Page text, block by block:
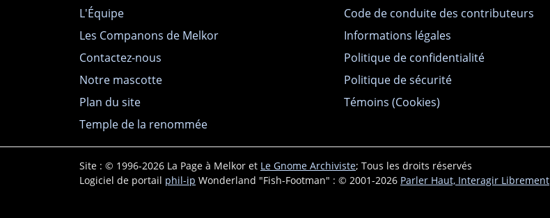
L'Équipe
Les Companons de Melkor
Contactez-nous
Notre mascotte
Plan du site
Temple de la renommée
Code de conduite des contributeurs
Informations légales
Politique de confidentialité
Politique de sécurité
Témoins (Cookies)
Site : © 1996-2026 La Page à Melkor et Le Gnome Archiviste; Tous les droits réservés
Logiciel de portail phil-ip Wonderland "Fish-Footman" : © 2001-2026 Parler Haut, Interagir Librement